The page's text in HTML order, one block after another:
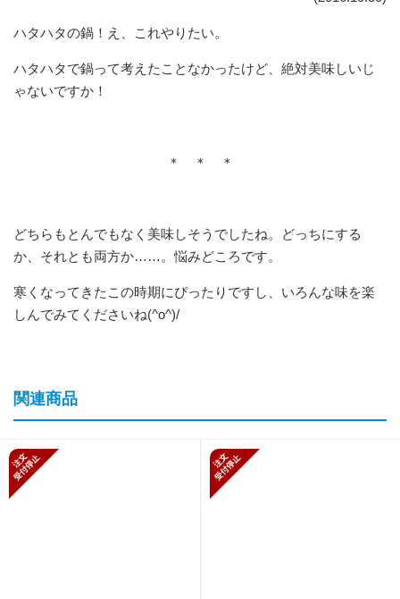
ハタハタの鍋！え、これやりたい。
ハタハタで鍋って考えたことなかったけど、絶対美味しいじ
ゃないですか！
＊ ＊ ＊
どちらもとんでもなく美味しそうでしたね。どっちにする
か、それとも両方か……。悩みどころです。
寒くなってきたこの時期にぴったりですし、いろんな味を楽
しんでみてくださいね(^o^)/
関連商品